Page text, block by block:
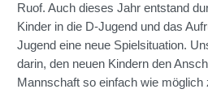
Ruof. Auch dieses Jahr entstand
Kinder in die D-Jugend und das
Jugend eine neue Spielsituation.
darin, den neuen Kindern den
Mannschaft so einfach wie möglich